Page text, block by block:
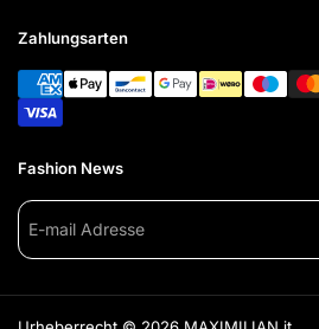
Zahlungsarten
Fashion News